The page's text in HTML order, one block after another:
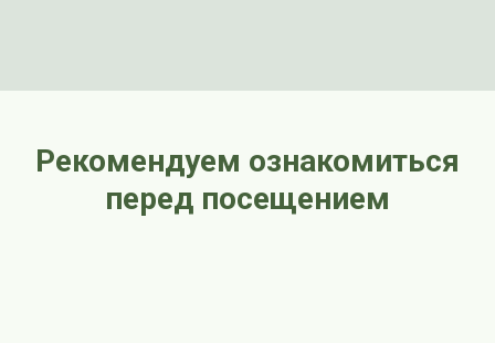
Рекомендуем ознакомиться
перед посещением